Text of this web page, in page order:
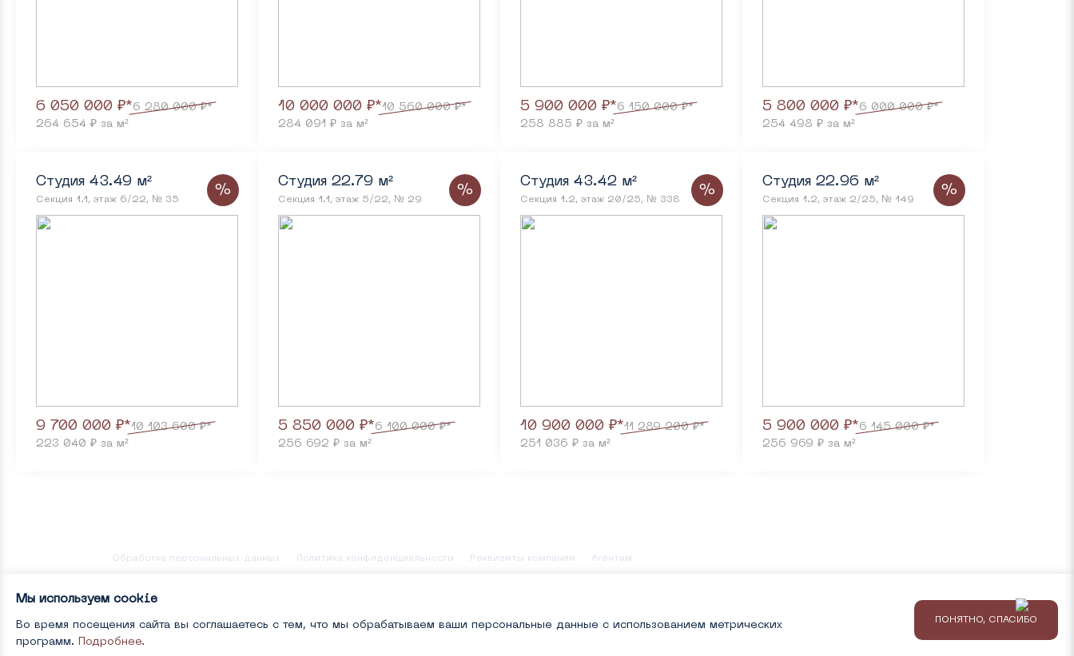
6 050 000 ₽*6 280 000 ₽*
264 654 ₽ за м²
10 000 000 ₽*10 560 000 ₽*
284 091 ₽ за м²
5 900 000 ₽*6 150 000 ₽*
258 885 ₽ за м²
5 800 000 ₽*6 000 000 ₽*
254 498 ₽ за м²
Студия 43.49 м²
Секция 1.1, этаж 6/22, № 35
9 700 000 ₽*10 103 600 ₽*
223 040 ₽ за м²
%
Студия 22.79 м²
Секция 1.1, этаж 5/22, № 29
5 850 000 ₽*6 100 000 ₽*
256 692 ₽ за м²
%
Студия 43.42 м²
Секция 1.2, этаж 20/25, № 338
10 900 000 ₽*11 289 200 ₽*
251 036 ₽ за м²
%
Студия 22.96 м²
Секция 1.2, этаж 2/25, № 149
5 900 000 ₽*6 145 000 ₽*
256 969 ₽ за м²
%
Обработка персональных данных Политика конфиденциальности Реквизиты компании Агентам
© 2022-2026 , Копирование любого материала с настоящего сайта допускается только с письменного разрешения администрации сайта. Информация о ценах, планировках, а также
специальных предложениях, размещённых на данном сайте, носит исключительно ознакомительный характер, не является публичной офертой, определяемой положениями Статьи 437
Гражданского кодекса Российской Федерации. Представленные на сайте изображения объектов долевого строительства носят предварительный ознакомительный характер и могут
отличаться от фактических проектных решений, реализуемых застройщиком.
Мы используем сookie
Во время посещения сайта вы соглашаетесь с тем, что мы обрабатываем ваши персональные данные с использованием метрических
программ.
Подробнее.
ПОНЯТНО, СПАСИБО